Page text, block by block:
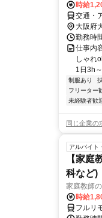
時給
交通・
大阪府
勤務時
仕事内
しゃれ
1日3h
制服あり
フリーター
未経験者歓
同じ企業の
アルバイト
【家庭
科など)
家庭教師
時給
フルリ